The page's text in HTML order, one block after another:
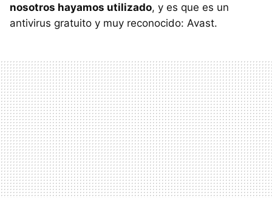
nosotros hayamos utilizado, y es que es un
antivirus gratuito y muy reconocido: Avast.